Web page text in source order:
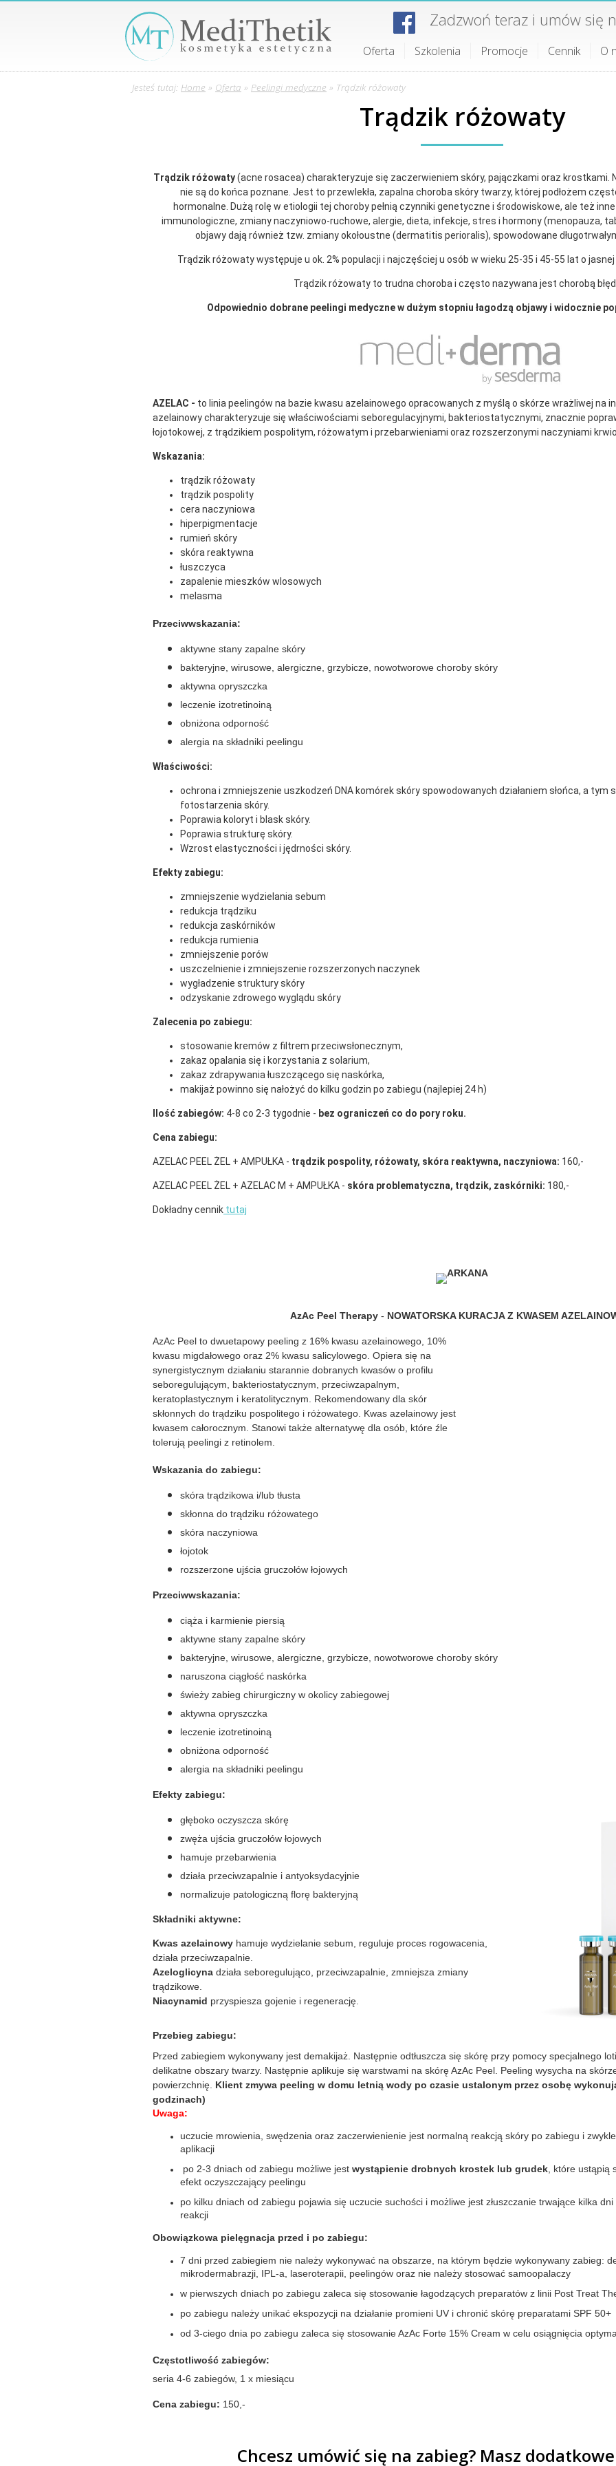
Zadzwoń teraz i umów się
Oferta Szkolenia Promocje Cennik O
Jesteś tutaj: Home » Oferta » Peelingi medyczne » Trądzik różowaty
Trądzik różowaty
Trądzik różowaty(acne rosacea) charakteryzuje się zaczerwieniem skóry, pajączkami oraz krostkami.
nie są do końca poznane. Jest to przewlekła, zapalna choroba skóry twarzy, której podłożem
hormonalne. Dużą rolę w etiologii tej choroby pełnią czynniki genetyczne i środowiskowe, ale też
immunologiczne, zmiany naczyniowo-ruchowe, alergie, dieta, infekcje, stres i hormony (menopauza,
objawy dają również tzw. zmiany okołoustne (dermatitis perioralis), spowodowane
Trądzik różowaty występuje u ok. 2% populacji i najczęściej u osób w wieku 25-35 i 45-55 lat o
Trądzik różowaty to trudna choroba i często nazywana jest chorobą
Odpowiednio dobrane peelingi medyczne w dużym stopniu łagodzą objawy i widocznie
AZELAC - to linia peelingów na bazie kwasu azelainowego opracowanych z myślą o skórze wrażliwej na
azelainowy charakteryzuje się właściwościami seboregulacyjnymi, bakteriostatycznymi, znacznie
łojotokowej, z trądzikiem pospolitym, różowatym i przebarwieniami oraz rozszerzonymi naczyniami
Wskazania:
trądzik różowaty
trądzik pospolity
cera naczyniowa
hiperpigmentacje
rumień skóry
skóra reaktywna
łuszczyca
zapalenie mieszków wlosowych
melasma
Przeciwwskazania:
aktywne stany zapalne skóry
bakteryjne, wirusowe, alergiczne, grzybicze, nowotworowe choroby skóry
aktywna opryszczka
leczenie izotretinoiną
obniżona odporność
alergia na składniki peelingu
Właściwości:
ochrona i zmniejszenie uszkodzeń DNA komórek skóry spowodowanych działaniem słońca, a tym
fotostarzenia skóry.
Poprawia koloryt i blask skóry.
Poprawia strukturę skóry.
Wzrost elastyczności i jędrności skóry.
Efekty zabiegu:
zmniejszenie wydzielania sebum
redukcja trądziku
redukcja zaskórników
redukcja rumienia
zmniejszenie porów
uszczelnienie i zmniejszenie rozszerzonych naczynek
wygładzenie struktury skóry
odzyskanie zdrowego wyglądu skóry
Zalecenia po zabiegu:
stosowanie kremów z filtrem przeciwsłonecznym,
zakaz opalania się i korzystania z solarium,
zakaz zdrapywania łuszczącego się naskórka,
makijaż powinno się nałożyć do kilku godzin po zabiegu (najlepiej 24 h)
Ilość zabiegów: 4-8 co 2-3 tygodnie - bez ograniczeń co do pory roku.
Cena zabiegu:
AZELAC PEEL ŻEL + AMPUŁKA - trądzik pospolity, różowaty, skóra reaktywna, naczyniowa: 160,-
AZELAC PEEL ŻEL + AZELAC M + AMPUŁKA - skóra problematyczna, trądzik, zaskórniki: 180,-
Dokładny cennik tutaj
AzAc Peel Therapy - NOWATORSKA KURACJA Z KWASEM
AzAc Peel to dwuetapowy peeling z 16% kwasu azelainowego, 10%
kwasu migdałowego oraz 2% kwasu salicylowego. Opiera się na
synergistycznym działaniu starannie dobranych kwasów o profilu
seboregulującym, bakteriostatycznym, przeciwzapalnym,
keratoplastycznym i keratolitycznym. Rekomendowany dla skór
skłonnych do trądziku pospolitego i różowatego. Kwas azelainowy jest
kwasem całorocznym. Stanowi także alternatywę dla osób, które źle
tolerują peelingi z retinolem.
Wskazania do zabiegu:
skóra trądzikowa i/lub tłusta
skłonna do trądziku różowatego
skóra naczyniowa
łojotok
rozszerzone ujścia gruczołów łojowych
Przeciwwskazania:
ciąża i karmienie piersią
aktywne stany zapalne skóry
bakteryjne, wirusowe, alergiczne, grzybicze, nowotworowe choroby skóry
naruszona ciągłość naskórka
świeży zabieg chirurgiczny w okolicy zabiegowej
aktywna opryszczka
leczenie izotretinoiną
obniżona odporność
alergia na składniki peelingu
Efekty zabiegu:
głęboko oczyszcza skórę
zwęża ujścia gruczołów łojowych
hamuje przebarwienia
działa przeciwzapalnie i antyoksydacyjnie
normalizuje patologiczną florę bakteryjną
Składniki aktywne:
Kwas azelainowy hamuje wydzielanie sebum, reguluje proces rogowacenia,
działa przeciwzapalnie.
Azeloglicyna działa seboregulująco, przeciwzapalnie, zmniejsza zmiany
trądzikowe.
Niacynamid przyspiesza gojenie i regenerację.
Przebieg zabiegu:
Przed zabiegiem wykonywany jest demakijaż. Następnie odtłuszcza się skórę przy pomocy specjalnego
delikatne obszary twarzy. Następnie aplikuje się warstwami na skórę AzAc Peel. Peeling wysycha na
powierzchnię. Klient zmywa peeling w domu letnią wody po czasie ustalonym przez osobę
godzinach)
Uwaga:
uczucie mrowienia, swędzenia oraz zaczerwienienie jest normalną reakcją skóry po zabiegu i
aplikacji
po 2-3 dniach od zabiegu możliwe jest wystąpienie drobnych krostek lub grudek , które
efekt oczyszczający peelingu
po kilku dniach od zabiegu pojawia się uczucie suchości i możliwe jest złuszczanie trwające kilka
reakcji
Obowiązkowa pielęgnacja przed i po zabiegu:
7 dni przed zabiegiem nie należy wykonywać na obszarze, na którym będzie wykonywany zabieg:
mikrodermabrazji, IPL-a, laseroterapii, peelingów oraz nie należy stosować samoopalaczy
w pierwszych dniach po zabiegu zaleca się stosowanie łagodzących preparatów z linii Post Treat
po zabiegu należy unikać ekspozycji na działanie promieni UV i chronić skórę preparatami SPF 50+
od 3-ciego dnia po zabiegu zaleca się stosowanie AzAc Forte 15% Cream w celu osiągnięcia
Częstotliwość zabiegów:
seria 4-6 zabiegów, 1 x miesiącu
Cena zabiegu: 150,-
Chcesz umówić się na zabieg? Masz